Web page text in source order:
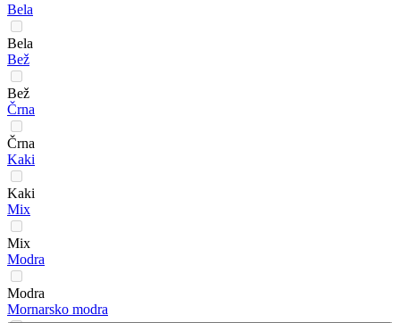
Bela
Bela
Bež
Bež
Črna
Črna
Kaki
Kaki
Mix
Mix
Modra
Modra
Mornarsko modra